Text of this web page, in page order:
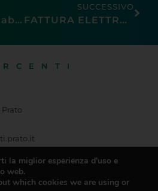
Cambio tariffe tabacchi in vigore dal 27 giugno 2018
SUCCESSIVO
FATTURA ELETTRONICA CESSIONE CARBURANTI PROROGA MA CON OBBLIGO PAGAMENTI TRACCIATI
Prato
la miglior esperienza d'uso e
web.
which cookies we are using or